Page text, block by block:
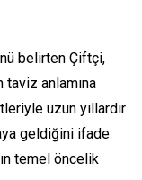
belirten Çiftçi,
taviz anlamına
uzun yıllardır
geldiğini ifade
temel öncelik